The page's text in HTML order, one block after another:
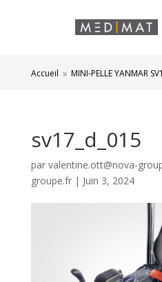
Accueil 9 MINI-PELLE YANMAR
sv17_d_015
par valentine.ott@nova-
groupe.fr| Juin 3, 2024